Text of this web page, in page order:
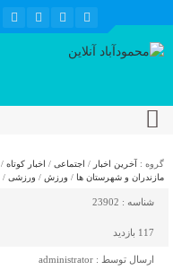
گروه : آخرین اخبار / اجتماعی / اخبار کوتاه /
مازندران و شهرستان ها / ورزش / ورزشی /
شناسه : 23902
117 بازدید
ارسال توسط : administrator